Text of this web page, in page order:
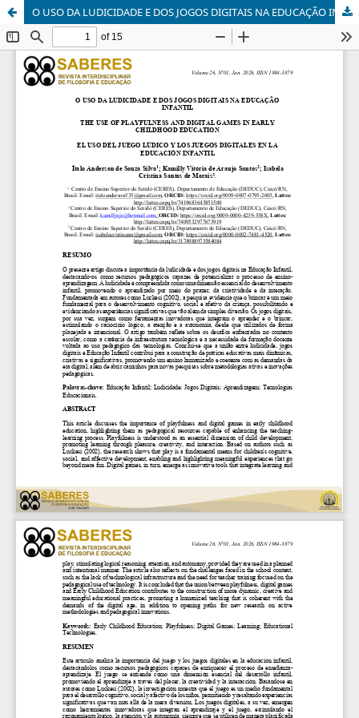
O USO DA LUDICIDADE E DOS JOGOS DIGITAIS NA EDUCAÇÃO INFANTIL